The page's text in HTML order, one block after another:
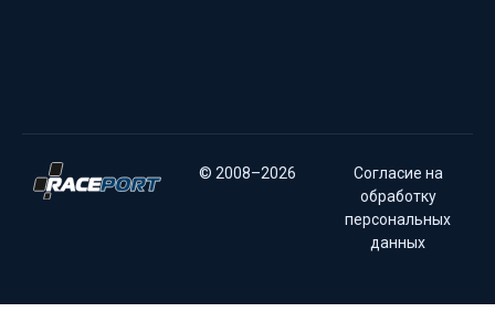
© 2008–2026
Согласие на
обработку
персональных
данных